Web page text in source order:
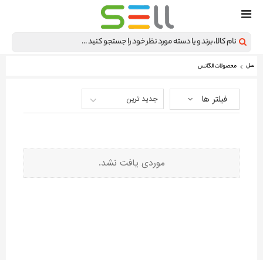
سل محصولات الگانس
فیلتر ها جدید ترین
موردی یافت نشد.